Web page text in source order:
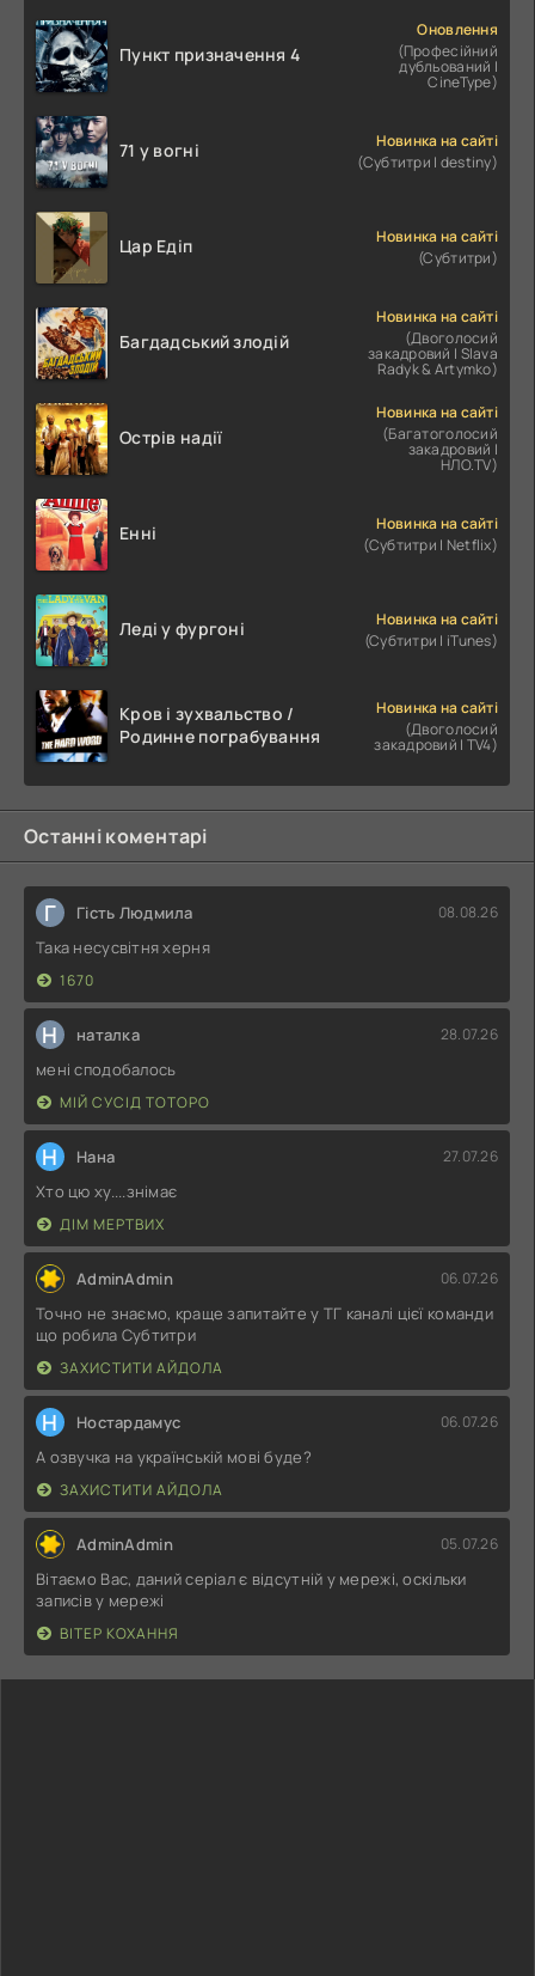
Пункт призначення 4
Оновлення
(Професійний
дубльований |
CineType)
71 у вогні
Новинка на сайті
(Субтитри | destiny)
Цар Едіп
Новинка на сайті
(Субтитри)
Багдадський злодій
Новинка на сайті
(Двоголосий
закадровий | Slava
Radyk & Artymko)
Острів надії
Новинка на сайті
(Багатоголосий
закадровий |
НЛО.TV)
Енні
Новинка на сайті
(Субтитри | Netflix)
Леді у фургоні
Новинка на сайті
(Субтитри | iTunes)
Кров і зухвальство /
Родинне пограбування
Новинка на сайті
(Двоголосий
закадровий | TV4)
Останні коментарі
Г Гість Людмила 08.08.26
Така несусвітня херня
1670
Н наталка 28.07.26
мені сподобалось
МІЙ СУСІД ТОТОРО
Н Нана 27.07.26
Хто цю ху....знімає
ДІМ МЕРТВИХ
AdminAdmin 06.07.26
Точно не знаємо, краще запитайте у ТГ каналі цієї команди
що робила Субтитри
ЗАХИСТИТИ АЙДОЛА
Н Ностардамус 06.07.26
А озвучка на українській мові буде?
ЗАХИСТИТИ АЙДОЛА
AdminAdmin 05.07.26
Вітаємо Вас, даний серіал є відсутній у мережі, оскільки
записів у мережі
ВІТЕР КОХАННЯ